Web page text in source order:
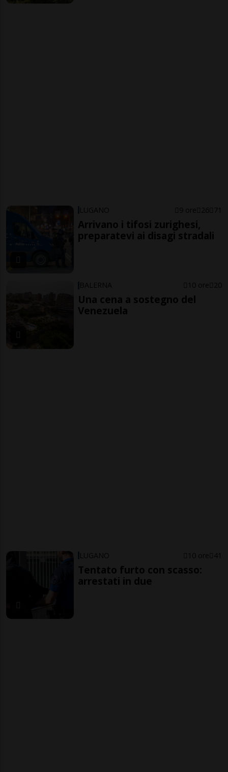
LUGANO 9 ore 26 71
Arrivano i tifosi zurighesi,
preparatevi ai disagi stradali
BALERNA 10 ore 20
Una cena a sostegno del
Venezuela
LUGANO 10 ore 41
Tentato furto con scasso:
arrestati in due